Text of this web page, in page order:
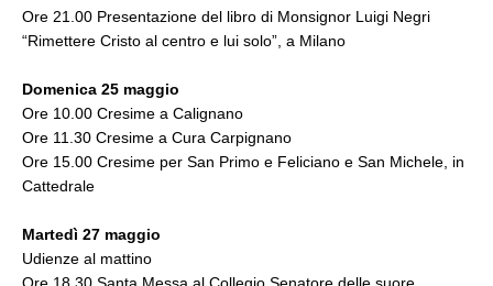
Ore 21.00 Presentazione del libro di Monsignor Luigi Negri
“Rimettere Cristo al centro e lui solo”, a Milano
Domenica 25 maggio
Ore 10.00 Cresime a Calignano
Ore 11.30 Cresime a Cura Carpignano
Ore 15.00 Cresime per San Primo e Feliciano e San Michele, in
Cattedrale
Martedì 27 maggio
Udienze al mattino